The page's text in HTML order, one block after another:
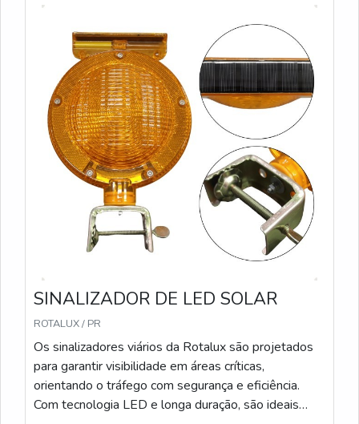
SINALIZADOR DE LED SOLAR
ROTALUX / PR
Os sinalizadores viários da Rotalux são projetados
para garantir visibilidade em áreas críticas,
orientando o tráfego com segurança e eficiência.
Com tecnologia LED e longa duração, são ideais